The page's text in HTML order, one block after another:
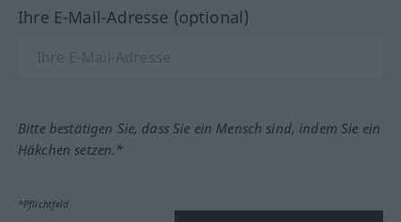
Ihre E-Mail-Adresse (optional)
Bitte bestätigen Sie, dass Sie ein Mensch sind, indem Sie ein
Häkchen setzen.*
*Pflichtfeld